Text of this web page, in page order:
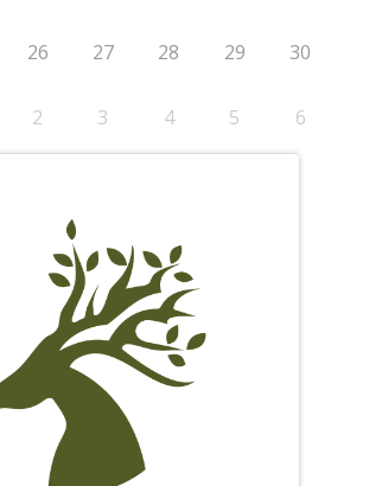
26 27 28 29 30
2 3 4 5 6